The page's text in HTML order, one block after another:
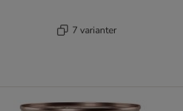
7 varianter